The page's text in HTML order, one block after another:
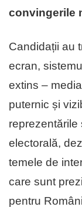
convingerile
Candidații au
ecran,
extins –
puternic și
electorală,
temele de
care sunt
pentru